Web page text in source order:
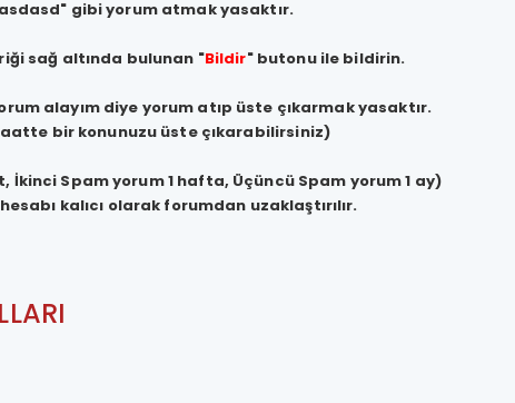
gibi yorum atmak yasaktır.
sağ altında bulunan "Bildir" butonu ile bildirin.
alayım diye yorum atıp üste çıkarmak yasaktır.
bir konunuzu üste çıkarabilirsiniz)
Spam yorum 1 hafta, Üçüncü Spam yorum 1 ay)
kalıcı olarak forumdan uzaklaştırılır.